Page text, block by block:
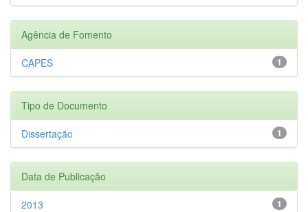
Agência de Fomento
1
CAPES
Tipo de Documento
1
Dissertação
Data de Publicação
1
2013